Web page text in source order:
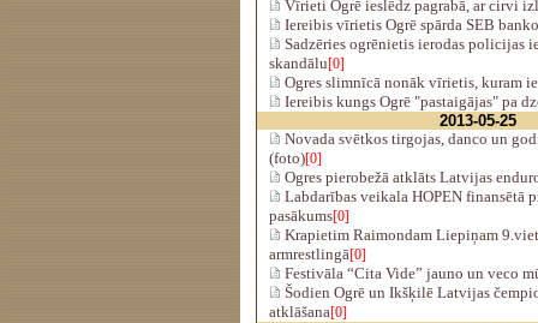
Vīrieti Ogrē ieslēdz pagrabā, ar cirvi
Iereibis vīrietis Ogrē spārda SEB
Sadzēries ogrēnietis ierodas policijas
skandālu[0]
Ogres slimnīcā nonāk vīrietis, kuram
Iereibis kungs Ogrē "pastaigājas" pa
2013-05-25
Novada svētkos tirgojas, danco un
(foto)[0]
Ogres pierobežā atklāts Latvijas
Labdarības veikala HOPEN finansētā
pasākums[0]
Krapietim Raimondam Liepiņam
armrestlingā[0]
Festivāla “Cita Vide” jauno un veco
Šodien Ogrē un Ikšķilē Latvijas
atklāšana[0]